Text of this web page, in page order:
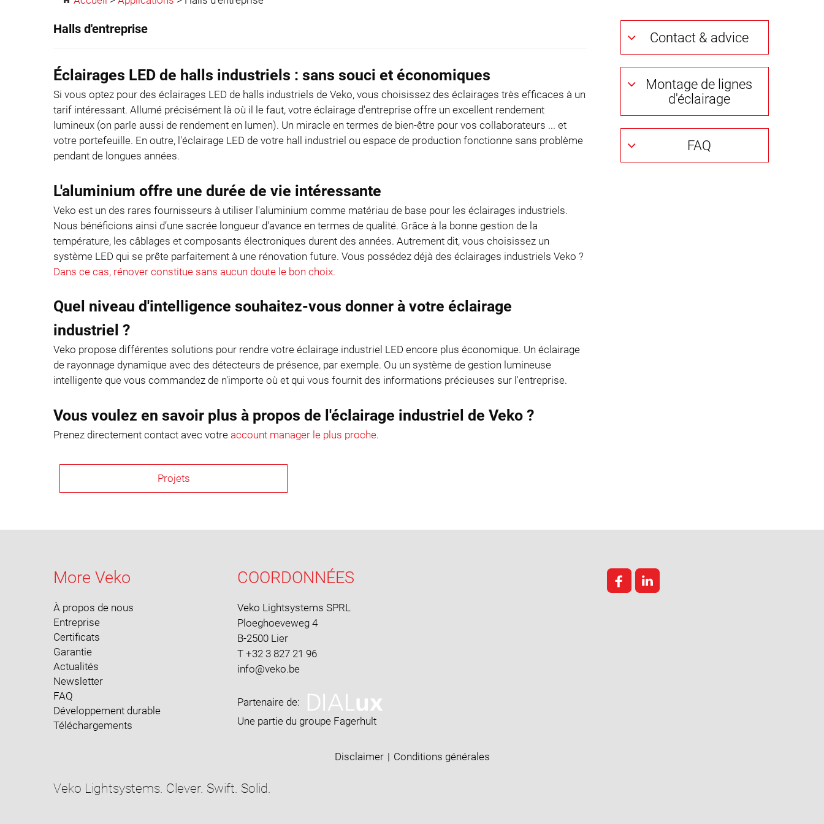
Halls d'entreprise
Éclairages LED de halls industriels : sans souci et économiques
Si vous optez pour des éclairages LED de halls industriels de Veko, vous choisissez des éclairages très efficaces à un
tarif intéressant. Allumé précisément là où il le faut, votre éclairage d'entreprise offre un excellent rendement
lumineux (on parle aussi de rendement en lumen). Un miracle en termes de bien-être pour vos collaborateurs ... et
votre portefeuille. En outre, l'éclairage LED de votre hall industriel ou espace de production fonctionne sans problème
pendant de longues années.
L'aluminium offre une durée de vie intéressante
Veko est un des rares fournisseurs à utiliser l'aluminium comme matériau de base pour les éclairages industriels.
Nous bénéficions ainsi d’une sacrée longueur d'avance en termes de qualité. Grâce à la bonne gestion de la
température, les câblages et composants électroniques durent des années. Autrement dit, vous choisissez un
système LED qui se prête parfaitement à une rénovation future. Vous possédez déjà des éclairages industriels Veko ?
Dans ce cas, rénover constitue sans aucun doute le bon choix.
Quel niveau d'intelligence souhaitez-vous donner à votre éclairage
industriel ?
Veko propose différentes solutions pour rendre votre éclairage industriel LED encore plus économique. Un éclairage
de rayonnage dynamique avec des détecteurs de présence, par exemple. Ou un système de gestion lumineuse
intelligente que vous commandez de n'importe où et qui vous fournit des informations précieuses sur l'entreprise.
Vous voulez en savoir plus à propos de l'éclairage industriel de Veko ?
Prenez directement contact avec votre account manager le plus proche.
Projets
Contact & advice
Montage de lignes
d'éclairage
FAQ
More Veko
À propos de nous
Entreprise
Certificats
Garantie
Actualités
Newsletter
FAQ
Développement durable
Téléchargements
COORDONNÉES
Veko Lightsystems SPRL
Ploeghoeveweg 4
B-2500 Lier
T +32 3 827 21 96
Partenaire de:
Une partie du groupe Fagerhult
Disclaimer | Conditions générales
Veko Lightsystems. Clever. Swift. Solid.